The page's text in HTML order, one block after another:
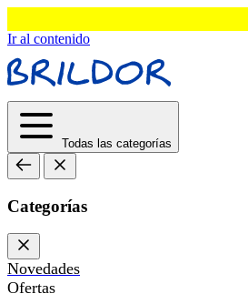
Ir al contenido
Todas las categorías
Categorías
Novedades
Ofertas